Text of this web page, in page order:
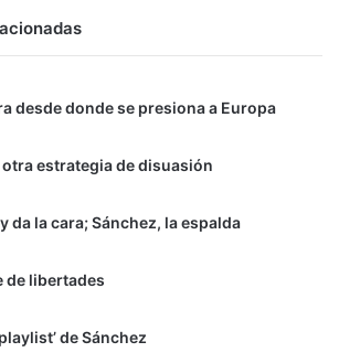
desde donde se presiona a Europa
estrategia de disuasión
da la cara; Sánchez, la espalda
de libertades
de Sánchez